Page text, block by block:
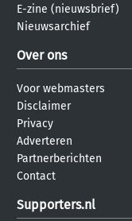
E-zine (nieuwsbrief)
Nieuwsarchief
Over ons
Voor webmasters
Disclaimer
Privacy
Adverteren
Partnerberichten
Contact
Supporters.nl